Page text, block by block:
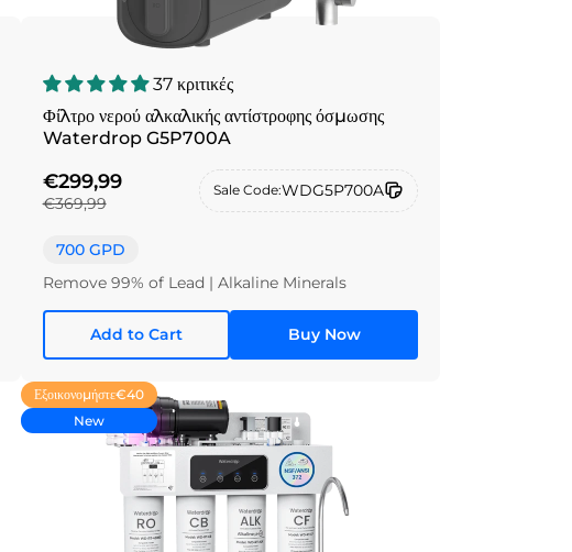
37 κριτικές
Φίλτρο νερού αλκαλικής αντίστροφης όσμωσης
Waterdrop G5P700A
€299,99
€369,99
Sale Code:WDG5P700A
700 GPD
Remove 99% of Lead | Alkaline Minerals
Add to Cart Buy Now
Εξοικονομήστε€40
New